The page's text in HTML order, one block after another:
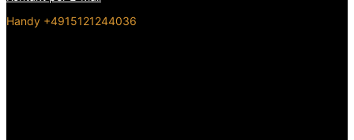
Handy +4915121244036